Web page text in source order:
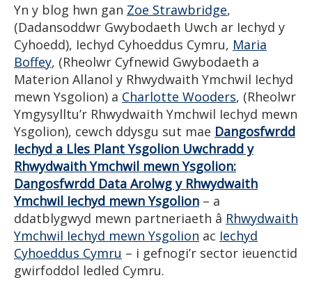
Yn y blog hwn gan Zoe Strawbridge,
(Dadansoddwr Gwybodaeth Uwch ar Iechyd y
Cyhoedd), Iechyd Cyhoeddus Cymru, Maria
Boffey, (Rheolwr Cyfnewid Gwybodaeth a
Materion Allanol y Rhwydwaith Ymchwil Iechyd
mewn Ysgolion) a Charlotte Wooders, (Rheolwr
Ymgysylltu’r Rhwydwaith Ymchwil Iechyd mewn
Ysgolion), cewch ddysgu sut mae Dangosfwrdd
Iechyd a Lles Plant Ysgolion Uwchradd y
Rhwydwaith Ymchwil mewn Ysgolion:
Dangosfwrdd Data Arolwg y Rhwydwaith
Ymchwil Iechyd mewn Ysgolion – a
ddatblygwyd mewn partneriaeth â Rhwydwaith
Ymchwil Iechyd mewn Ysgolion ac Iechyd
Cyhoeddus Cymru – i gefnogi’r sector ieuenctid
gwirfoddol ledled Cymru.